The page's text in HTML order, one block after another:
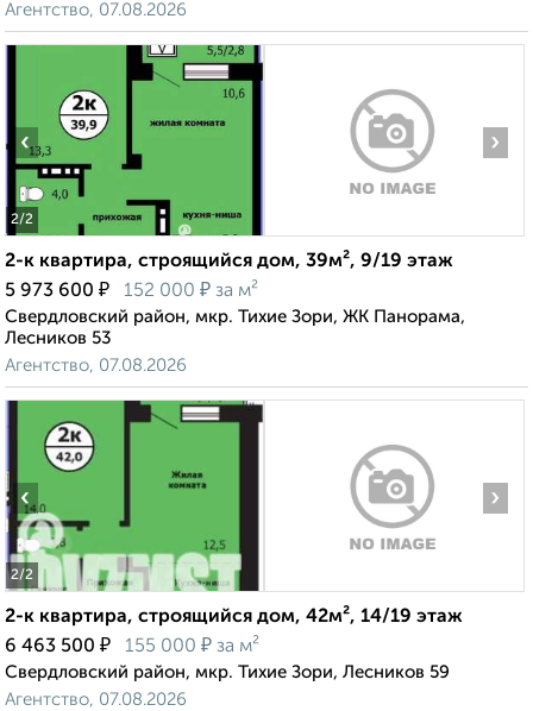
Агентство, 07.08.2026
2/2
‹ ›
2-к квартира, строящийся дом, 39м², 9/19 этаж
5 973 600 ₽ 152 000 ₽ за м²
Свердловский район, мкр. Тихие Зори, ЖК Панорама,
Лесников 53
Агентство, 07.08.2026
2/2
‹ ›
2-к квартира, строящийся дом, 42м², 14/19 этаж
6 463 500 ₽ 155 000 ₽ за м²
Свердловский район, мкр. Тихие Зори, Лесников 59
Агентство, 07.08.2026